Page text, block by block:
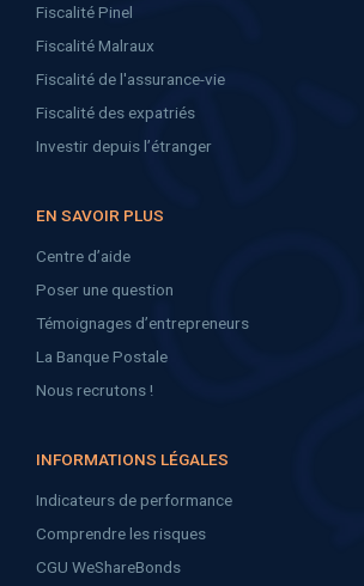
Fiscalité Pinel
Fiscalité Malraux
Fiscalité de l'assurance-vie
Fiscalité des expatriés
Investir depuis l’étranger
EN SAVOIR PLUS
Centre d’aide
Poser une question
Témoignages d’entrepreneurs
La Banque Postale
Nous recrutons !
INFORMATIONS LÉGALES
Indicateurs de performance
Comprendre les risques
CGU WeShareBonds